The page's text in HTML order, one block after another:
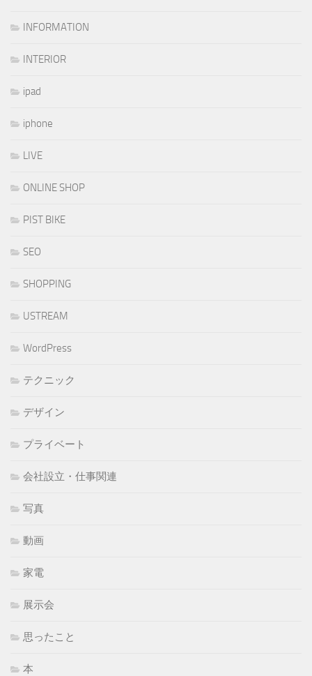
INFORMATION
INTERIOR
ipad
iphone
LIVE
ONLINE SHOP
PIST BIKE
SEO
SHOPPING
USTREAM
WordPress
テクニック
デザイン
プライベート
会社設立・仕事関連
写真
動画
家電
展示会
思ったこと
本